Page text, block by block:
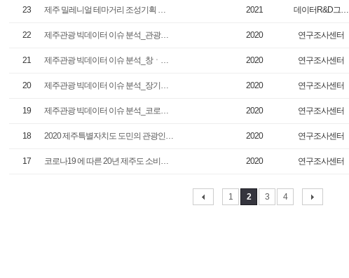
23 제주 밀레니얼 테마거리 조성기획 … 2021 데이터R&D그…
22 제주관광 빅데이터 이슈 분석_관광… 2020 연구조사센터
21 제주관광 빅데이터 이슈 분석_창ㆍ… 2020 연구조사센터
20 제주관광 빅데이터 이슈 분석_장기… 2020 연구조사센터
19 제주관광 빅데이터 이슈 분석_코로… 2020 연구조사센터
18 2020 제주특별자치도 도민의 관광인… 2020 연구조사센터
17 코로나19 에 따른 20년 제주도 소비… 2020 연구조사센터
1 2 3 4